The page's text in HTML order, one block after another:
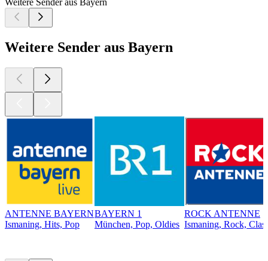
Weitere Sender aus Bayern
ANTENNE BAYERN
Ismaning, Hits, Pop
BAYERN 1
München, Pop, Oldies
ROCK ANTENNE
Ismaning, Rock,